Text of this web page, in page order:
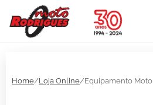
Home/Loja Online/Equipamento Moto